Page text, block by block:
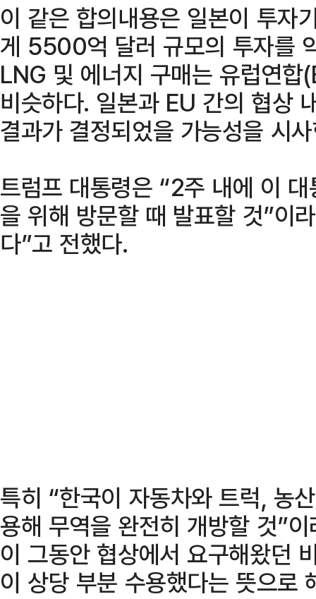
이 같은 합의내용은 일본이 투자
게 5500억 달러 규모의 투자를
LNG 및 에너지 구매는 유럽연
비슷하다. 일본과 EU 간의 협상
결과가 결정되었을 가능성을 시
트럼프 대통령은 “2주 내에 이
을 위해 방문할 때 발표할 것”이
다”고 전했다.
특히 “한국이 자동차와 트럭, 농
용해 무역을 완전히 개방할 것”
이 그동안 협상에서 요구해왔던
이 상당 부분 수용했다는 뜻으로